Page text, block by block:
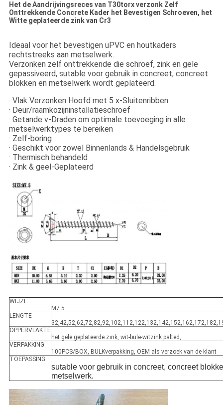
Het de Aandrijvingsreces van T30torx verzonk Zelf
Onttrekkende Concrete Kader het Bevestigen Schroeven, het
Witte geplateerde zink van Cr3
Ideaal voor het bevestigen uPVC en houtkaders
rechtstreeks aan metselwerk.
Verzonken zelf onttrekkende die schroef, zink en gele
gepassiveerd, sutable voor gebruik in concreet, concreet
blokken en metselwerk wordt geplateerd.
· Vlak Verzonken Hoofd met 5 x-Sluitenribben
· Deur/raamkozijninstallatieschroef
· Getande v-Draden om optimale toevoeging in alle
metselwerktypes te bereiken
· Zelf-boring
· Geschikt voor zowel Binnenlands & Handelsgebruik
· Thermisch behandeld
· Zink & geel-Geplateerd
WIJZE
M7.5
LENGTE
OPPERVLAKTE
het gele geplateerde zink, wit-bule-witzink palted,
VERPAKKING
100PCS/BOX, BULKverpakking, OEM als verzoek van de klant
TOEPASSING
sutable voor gebruik in concreet, concreet
metselwerk.